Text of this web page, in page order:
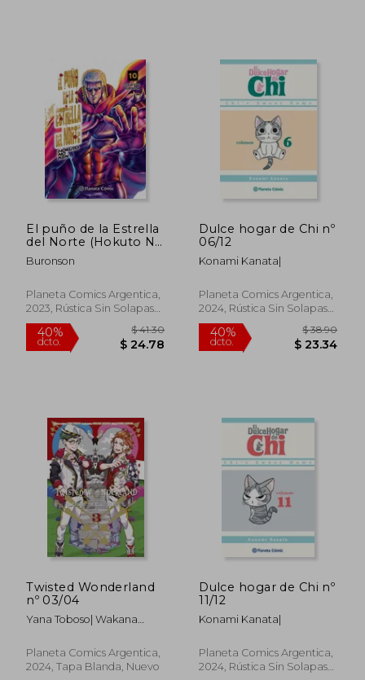
40%
dcto. $ 24.78
40%
dcto.
40%
dcto. $ 17.08
40%
dcto.
El puño de la Estrella
del Norte (Hokuto No
Ken) n
Buronson
Planeta Comics Argentica,
2023, Rústica Sin Solapas
Con S/cub., Nuevo
Dulce hogar de Chi nº
06/12
Konami Kanata|
Planeta Comics Argentica,
2024, Rústica Sin Solapas
Con S/cub., Nuevo
Twisted Wonderland
nº 03/04
Yana Toboso| Wakana
Planeta Comics Argentica,
2024, Tapa Blanda, Nuevo
Dulce hogar de Chi nº
11/12
Konami Kanata|
Planeta Comics Argentica,
2024, Rústica Sin Solapas